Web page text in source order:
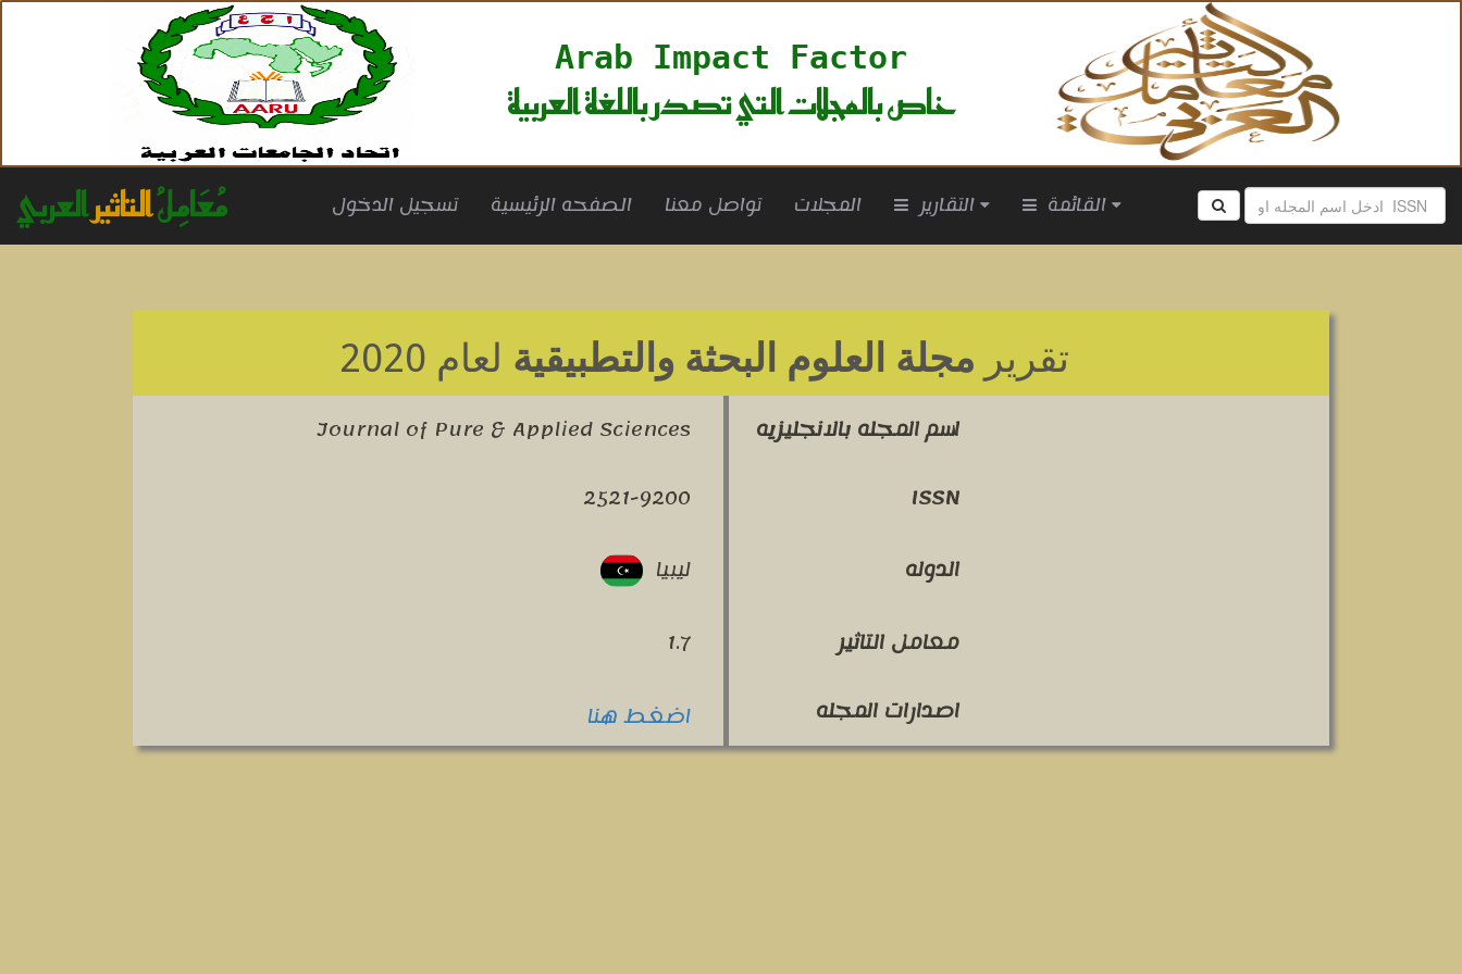
Arab Impact Factor
خاص بالمجلات التي تصدر باللغة العربية
مُعَامِلُالتاثيرالعربي تسجيل الدخول الصفحه الرئيسية تواصل معنا المجلات التقارير القائمة
تقرير مجلة العلوم البحثة والتطبيقية لعام 2020
اسم المجله بالانجليزيه
Journal of Pure & Applied Sciences
ISSN
2521-9200
الدوله
ليبيا
معامل التاثير
1.7
اصدارات المجله
اضغط هنا